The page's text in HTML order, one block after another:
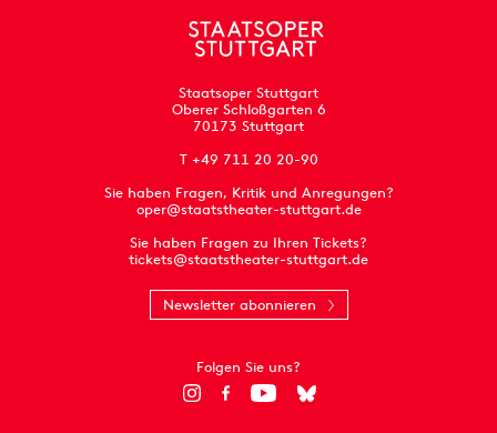
Staatsoper Stuttgart
Oberer Schloßgarten 6
70173 Stuttgart
T +49 711 20 20-90
Sie haben Fragen, Kritik und Anregungen?
oper@staatstheater-stuttgart.de
Sie haben Fragen zu Ihren Tickets?
tickets@staatstheater-stuttgart.de
Newsletter abonnieren
Folgen Sie uns?